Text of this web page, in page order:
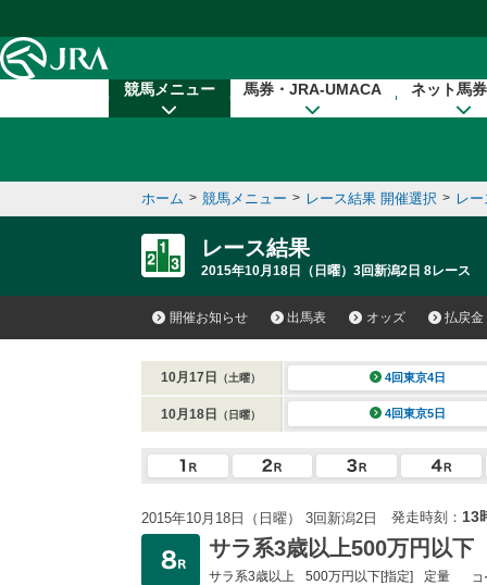
競馬メニュー 馬券・JRA-UMACA ネット馬
ホーム > 競馬メニュー > レース結果 開催選択 > レ
レース結果
2015年10月18日（日曜）3回新潟2日 8レース
開催お知らせ 出馬表 オッズ 払戻金
10月17日 （土曜） 4回東京4日
10月18日 （日曜） 4回東京5日
2015年10月18日（日曜） 3回新潟2日 発走時刻： 13
サラ系3歳以上500万円以下
サラ系3歳以上 500万円以下[指定] 定量